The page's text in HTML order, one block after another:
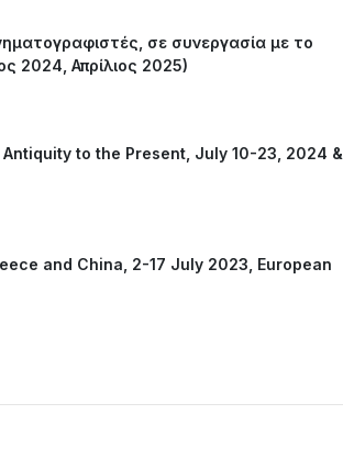
σε συνεργασία με το
2024, Απρίλιος 2025)
to the Present, July 10-23, 2024 &
and China, 2-17 July 2023, European